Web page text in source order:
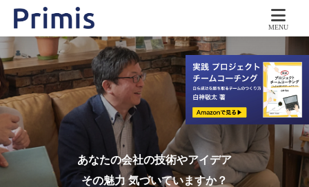
MENU
あなたの会社の技術やアイデア
その魅力 気づいていますか？